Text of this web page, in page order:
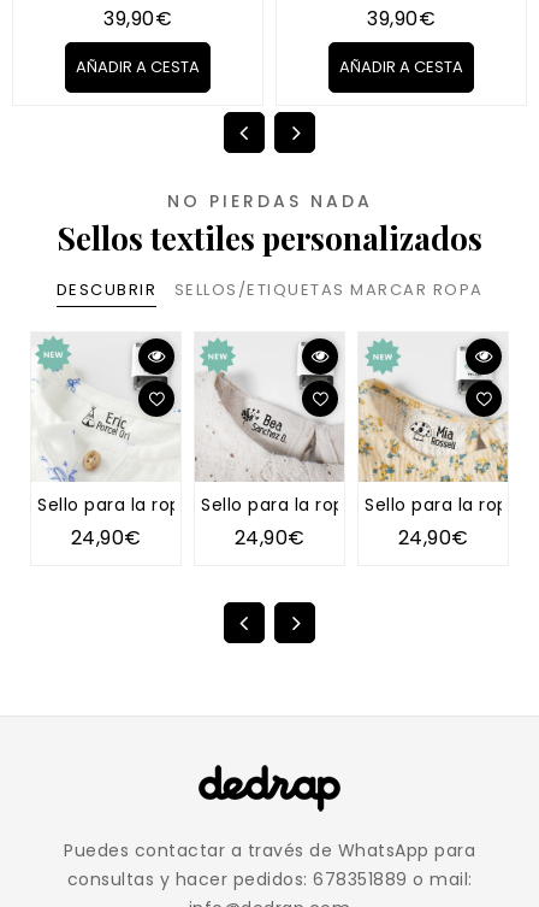
39,90€
AÑADIR A CESTA
39,90€
AÑADIR A CESTA
NO PIERDAS NADA
Sellos textiles personalizados
DESCUBRIR SELLOS/ETIQUETAS MARCAR ROPA
Sello para la ropa TIPI
24,90€
Sello para la ropa DIENTE DE LEÓN
24,90€
Sello para la ropa
24,90€
Puedes contactar a través de WhatsApp para
consultas y hacer pedidos: 678351889 o mail: